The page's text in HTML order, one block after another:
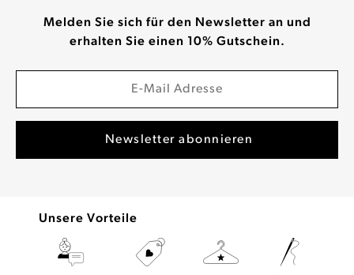
Melden Sie sich für den Newsletter an und
erhalten Sie einen 10% Gutschein.
Unsere Vorteile